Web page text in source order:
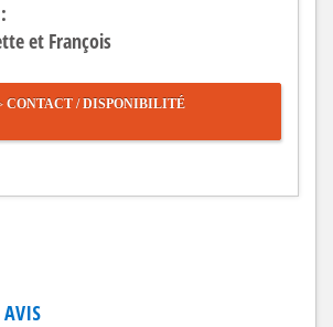
:
et François
CONTACT / DISPONIBILITÉ
AVIS